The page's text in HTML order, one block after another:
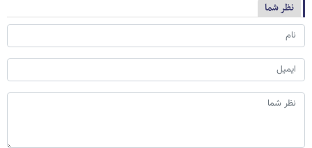
نظر شما